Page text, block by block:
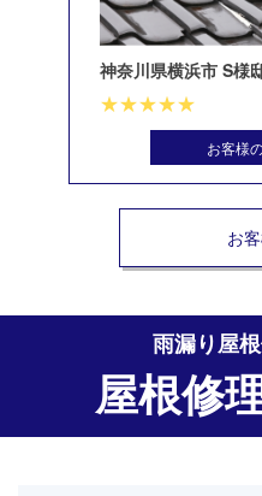
神奈川県横浜市 S様
お客様
お
雨漏り屋
屋根修